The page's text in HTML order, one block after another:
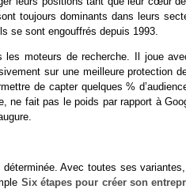
toujours dominants dans leurs
se sont engouffrés depuis 1993.
moteurs de recherche. Il joue
sur une meilleure protection
de capter quelques %
ne fait pas le poids par rapport à
Avec toutes ses
Six étapes pour créer son